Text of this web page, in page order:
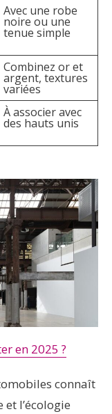
Avec une robe
noire ou une
tenue simple
Combinez or et
argent, textures
variées
À associer avec
des hauts unis
en 2025 ?
connaît
l’écologie